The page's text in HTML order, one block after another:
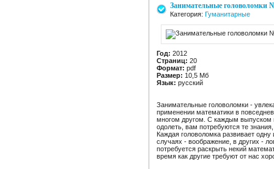
Занимательные головоломки
Категория: Гуманитарные
Год: 2012
Страниц: 20
Формат: pdf
Размер: 10,5 Мб
Язык: русский
Занимательные головоломки -
применении математики в
многом другом. С каждым выпуском
одолеть, вам потребуются те
Каждая головоломка развивает
случаях - воображение, в других -
потребуется раскрыть некий
время как другие требуют от нас